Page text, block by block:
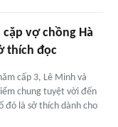
cặp vợ chồng Hà
thích đọc
cấp 3, Lê Minh và
chung tuyệt vời đến
đó là sở thích dành cho